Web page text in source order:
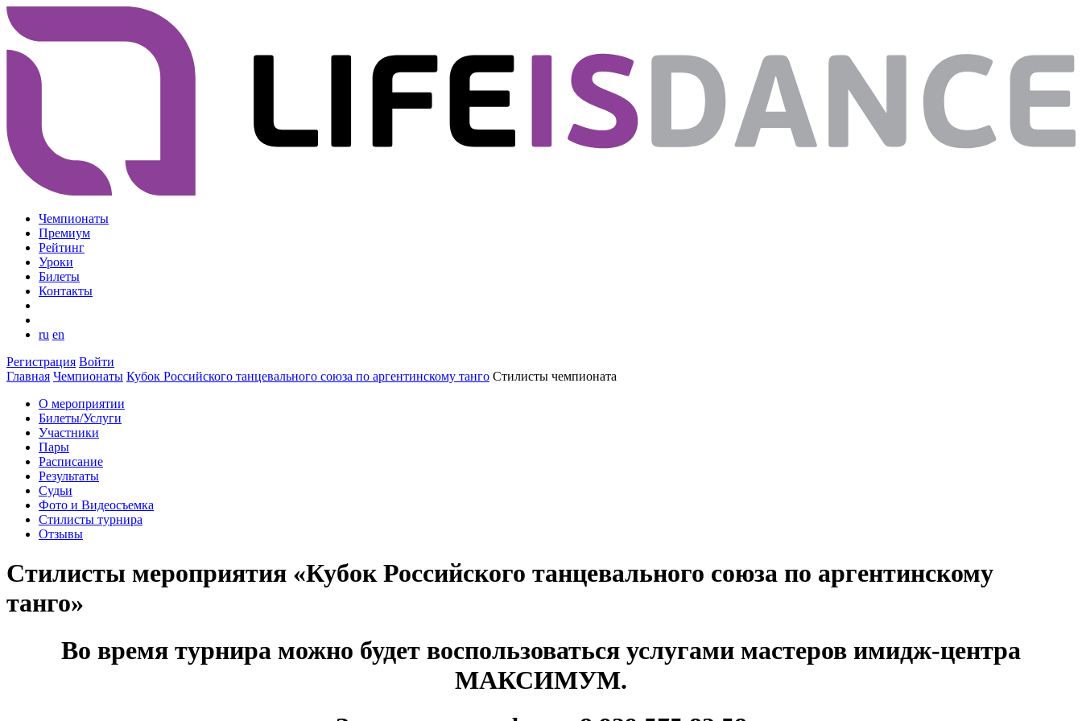
Чемпионаты
Премиум
Рейтинг
Уроки
Билеты
Контакты
ru en
Регистрация Войти
Главная Чемпионаты Кубок Российского танцевального союза по аргентинскому танго Стилисты чемпионата
О мероприятии
Билеты/Услуги
Участники
Пары
Расписание
Результаты
Судьи
Фото и Видеосъемка
Стилисты турнира
Отзывы
Стилисты мероприятия «Кубок Российского танцевального союза по аргентинскому
танго»
Во время турнира можно будет воспользоваться услугами мастеров имидж-центра
МАКСИМУМ.